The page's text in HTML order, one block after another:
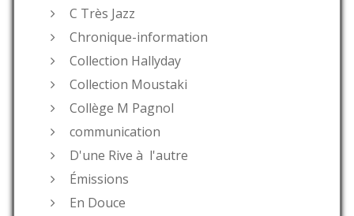
C Très Jazz
Chronique-information
Collection Hallyday
Collection Moustaki
Collège M Pagnol
communication
D'une Rive à l'autre
Émissions
En Douce